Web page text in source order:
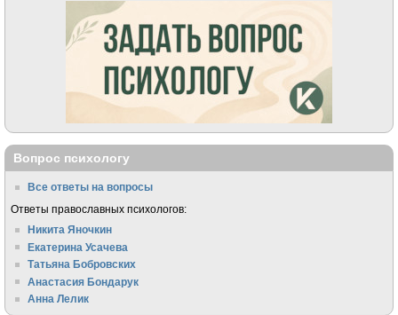
Вопрос психологу
Все ответы на вопросы
Ответы православных психологов:
Никита Яночкин
Екатерина Усачева
Татьяна Бобровских
Анастасия Бондарук
Анна Лелик